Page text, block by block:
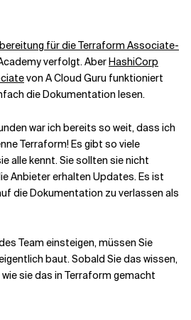
für die Terraform Associate-
verfolgt. AberHashiCorp
von A Cloud Guru funktioniert
die Dokumentation lesen.
war ich bereits so weit, dass ich
Terraform! Es gibt so viele
alle kennt. Sie sollten sie nicht
Anbieter erhalten Updates. Es ist
die Dokumentation zu verlassen als
Team einsteigen, müssen Sie
baut. Sobald Sie das wissen,
sie das in Terraform gemacht